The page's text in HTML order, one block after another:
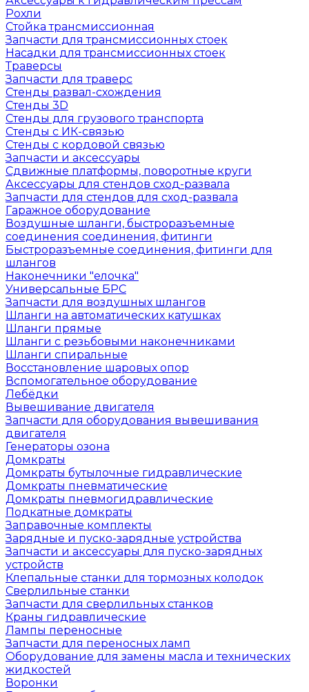
Рохли
Стойка трансмиссионная
Запчасти для трансмиссионных стоек
Насадки для трансмиссионных стоек
Траверсы
Запчасти для траверс
Стенды развал-схождения
Стенды 3D
Стенды для грузового транспорта
Стенды с ИК-связью
Стенды с кордовой связью
Запчасти и аксессуары
Сдвижные платформы, поворотные круги
Аксессуары для стендов сход-развала
Запчасти для стендов для сход-развала
Гаражное оборудование
Воздушные шланги, быстроразъемные
соединения соединения, фитинги
Быстроразъемные соединения, фитинги для
шлангов
Наконечники "елочка"
Универсальные БРС
Запчасти для воздушных шлангов
Шланги на автоматических катушках
Шланги прямые
Шланги с резьбовыми наконечниками
Шланги спиральные
Восстановление шаровых опор
Вспомогательное оборудование
Лебёдки
Вывешивание двигателя
Запчасти для оборудования вывешивания
двигателя
Генераторы озона
Домкраты
Домкраты бутылочные гидравлические
Домкраты пневматические
Домкраты пневмогидравлические
Подкатные домкраты
Заправочные комплекты
Зарядные и пуско-зарядные устройства
Запчасти и аксессуары для пуско-зарядных
устройств
Клепальные станки для тормозных колодок
Сверлильные станки
Запчасти для сверлильных станков
Краны гидравлические
Лампы переносные
Запчасти для переносных ламп
Оборудование для замены масла и технических
жидкостей
Воронки